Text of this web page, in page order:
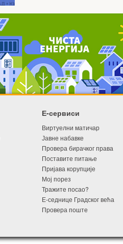
Е-сервиси
Виртуелни матичар
Јавне набавке
Провера бирачког права
Поставите питање
Пријава корупције
Мој порез
Тражите посао?
Е-седнице Градског већа
Провера поште